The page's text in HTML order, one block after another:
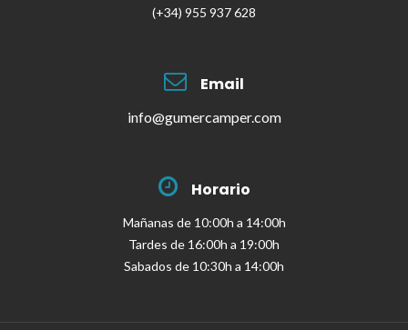
(+34) 955 937 628
Email
info@gumercamper.com
Horario
Mañanas de 10:00h a 14:00h
Tardes de 16:00h a 19:00h
Sabados de 10:30h a 14:00h